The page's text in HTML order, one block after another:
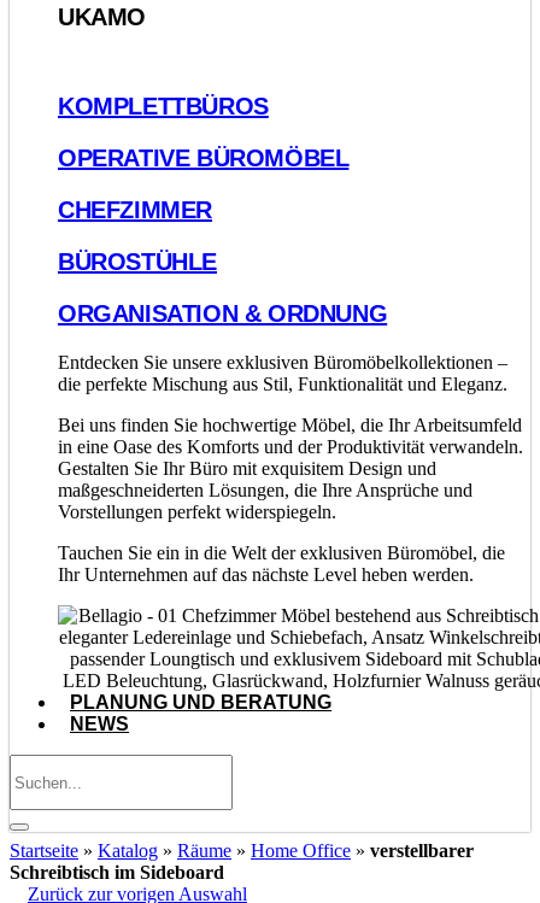
UKAMO
KOMPLETTBÜROS
OPERATIVE BÜROMÖBEL
CHEFZIMMER
BÜROSTÜHLE
ORGANISATION & ORDNUNG
Entdecken Sie unsere exklusiven Büromöbelkollektionen –
die perfekte Mischung aus Stil, Funktionalität und Eleganz.
Bei uns finden Sie hochwertige Möbel, die Ihr Arbeitsumfeld
in eine Oase des Komforts und der Produktivität verwandeln.
Gestalten Sie Ihr Büro mit exquisitem Design und
maßgeschneiderten Lösungen, die Ihre Ansprüche und
Vorstellungen perfekt widerspiegeln.
Tauchen Sie ein in die Welt der exklusiven Büromöbel, die
Ihr Unternehmen auf das nächste Level heben werden.
PLANUNG UND BERATUNG
NEWS
Startseite » Katalog » Räume » Home Office » verstellbarer
Schreibtisch im Sideboard
Zurück zur vorigen Auswahl